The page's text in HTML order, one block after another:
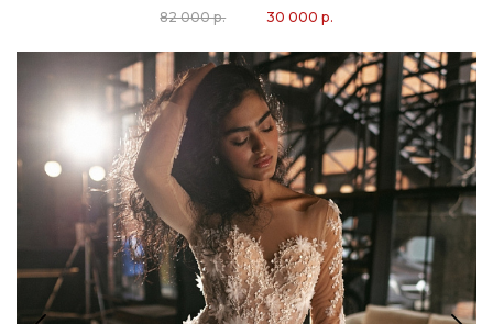
82 000 р. 30 000 р.